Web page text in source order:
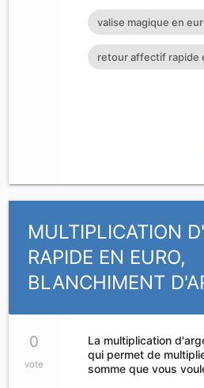
T’IL?
valise magique en
retour affectif rapide
MULTIPLICATION
RAPIDE EN EURO,
BLANCHIMENT
0
vote
La multiplication
qui permet de
somme que vous